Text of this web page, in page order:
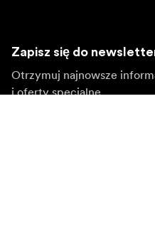
Zapisz się do
Otrzymuj najnowsze
i oferty specjalne.